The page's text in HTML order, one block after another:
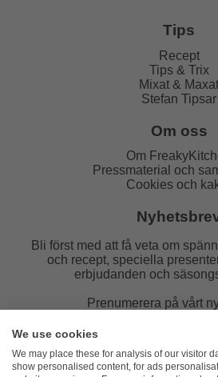
Tips
Recept
Tips & Trix
Mixat & Maxat
Stefan Tipsar
Om oss
Om
Pressmaterial och
Cookies och
Bli först med att få veta om
och recept, speciella
erbjudanden och
Prenumerera på vårt
E-post:
We use cookies
We may place these for analysis of our visitor
show personalised content, for ads